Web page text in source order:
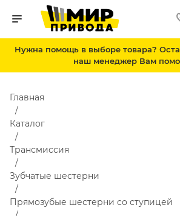
Нужна помощь в выборе товара?
наш менеджер Вам
Главная
Каталог
Трансмиссия
Зубчатые шестерни
Прямозубые шестерни со ступицей